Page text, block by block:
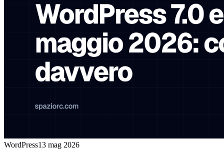
WordPress13 mag 2026